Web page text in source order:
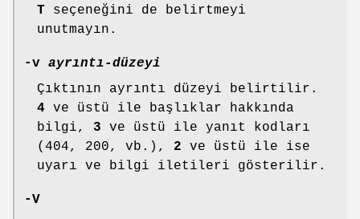
T seçeneğini de belirtmeyi
unutmayın.
-v ayrıntı-düzeyi
Çıktının ayrıntı düzeyi belirtilir.
4 ve üstü ile başlıklar hakkında
bilgi, 3 ve üstü ile yanıt kodları
(404, 200, vb.), 2 ve üstü ile ise
uyarı ve bilgi iletileri gösterilir.
-V